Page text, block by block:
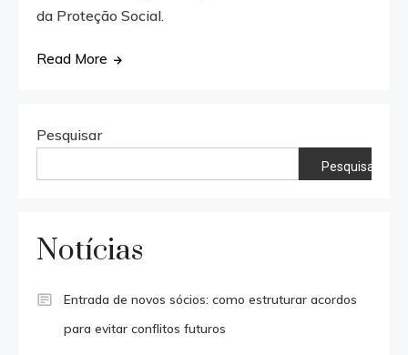
da Proteção Social.
Read More
Pesquisar
Pesquisar
Notícias
Entrada de novos sócios: como estruturar acordos
para evitar conflitos futuros